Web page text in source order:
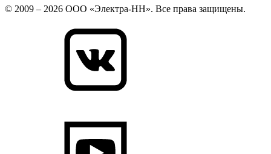
© 2009 – 2026 ООО «Электра-НН». Все права защищены.